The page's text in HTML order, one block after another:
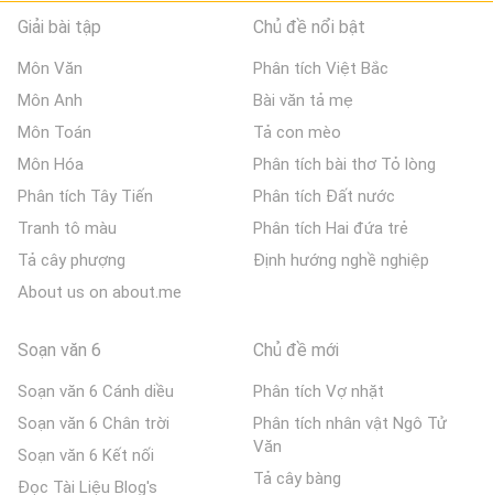
Giải bài tập
Môn Văn
Môn Anh
Môn Toán
Môn Hóa
Phân tích Tây Tiến
Tranh tô màu
Tả cây phượng
About us on about.me
Chủ đề nổi bật
Phân tích Việt Bắc
Bài văn tả mẹ
Tả con mèo
Phân tích bài thơ Tỏ lòng
Phân tích Đất nước
Phân tích Hai đứa trẻ
Định hướng nghề nghiệp
Soạn văn 6
Soạn văn 6 Cánh diều
Soạn văn 6 Chân trời
Soạn văn 6 Kết nối
Đọc Tài Liệu Blog's
Chủ đề mới
Phân tích Vợ nhặt
Phân tích nhân vật Ngô Tử
Văn
Tả cây bàng